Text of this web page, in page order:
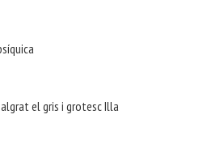
el gris i grotesc Illa